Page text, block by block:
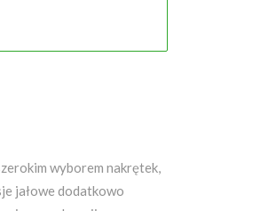
wyborem nakrętek,
jałowe dodatkowo